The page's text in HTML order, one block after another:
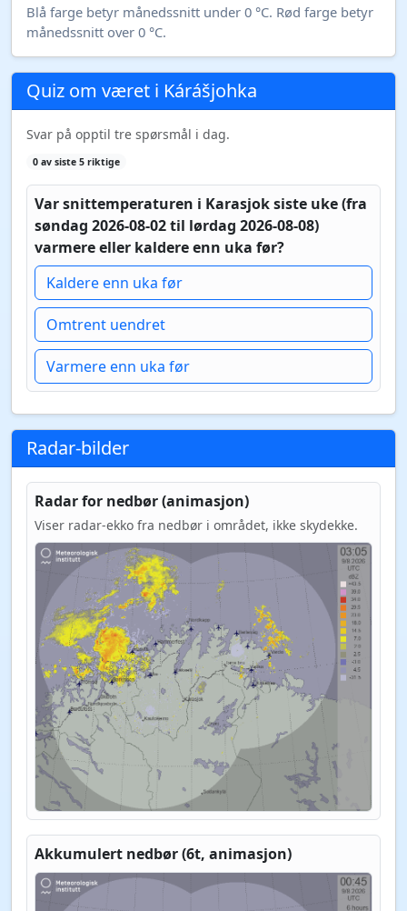
Blå farge betyr månedssnitt under 0 °C. Rød farge betyr
månedssnitt over 0 °C.
Quiz om været i Kárášjohka
Svar på opptil tre spørsmål i dag.
0 av siste 5 riktige
Var snittemperaturen i Karasjok siste uke (fra
søndag 2026-08-02 til lørdag 2026-08-08)
varmere eller kaldere enn uka før?
Kaldere enn uka før
Omtrent uendret
Varmere enn uka før
Radar-bilder
Radar for nedbør (animasjon)
Viser radar-ekko fra nedbør i området, ikke skydekke.
Akkumulert nedbør (6t, animasjon)